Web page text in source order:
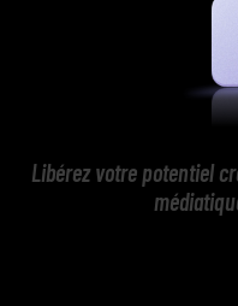
Libérez votre potentiel